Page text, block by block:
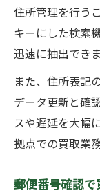
住所管理を行う
キーにした検索
迅速に抽出できま
また、住所表記
データ更新と確
スや遅延を大幅
拠点での買取業
郵便番号確認